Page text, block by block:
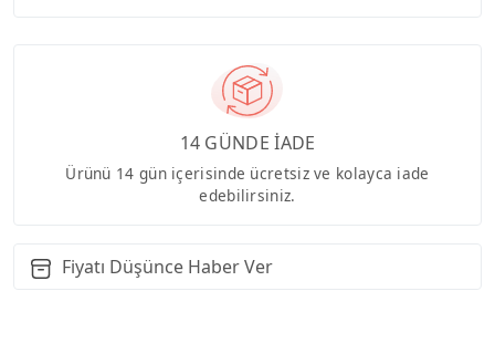
14 GÜNDE İADE
Ürünü 14 gün içerisinde ücretsiz ve kolayca iade
edebilirsiniz.
Fiyatı Düşünce Haber Ver